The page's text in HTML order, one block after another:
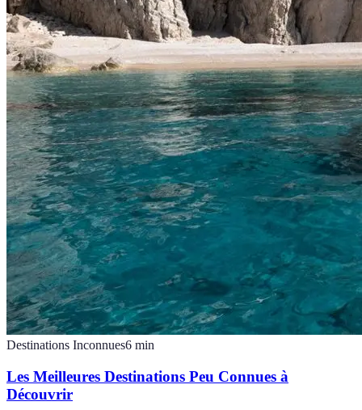
Destinations Inconnues6 min
Les Meilleures Destinations Peu Connues à
Découvrir